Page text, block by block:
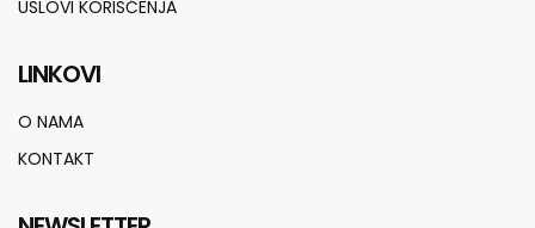
USLOVI KORISĆENJA
LINKOVI
O NAMA
KONTAKT